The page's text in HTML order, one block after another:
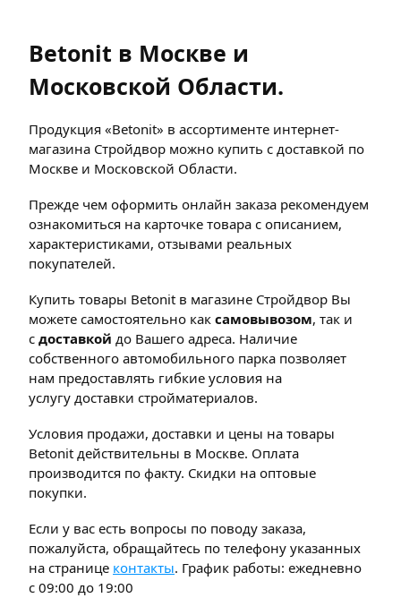
Betonit в Москве и
Московской Области.
Продукция «Betonit» в ассортименте интернет-
магазина Стройдвор можно купить с доставкой по
Москве и Московской Области.
Прежде чем оформить онлайн заказа рекомендуем
ознакомиться на карточке товара с описанием,
характеристиками, отзывами реальных
покупателей.
Купить товары Betonit в магазине Стройдвор Вы
можете самостоятельно как самовывозом, так и
с доставкой до Вашего адреса. Наличие
собственного автомобильного парка позволяет
нам предоставлять гибкие условия на
услугу доставки стройматериалов.
Условия продажи, доставки и цены на товары
Betonit действительны в Москве. Оплата
производится по факту. Скидки на оптовые
покупки.
Если у вас есть вопросы по поводу заказа,
пожалуйста, обращайтесь по телефону указанных
на странице контакты. График работы: ежедневно
с 09:00 до 19:00